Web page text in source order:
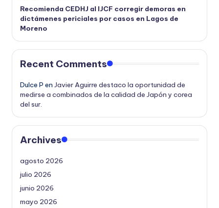
Recomienda CEDHJ al IJCF corregir demoras en
dictámenes periciales por casos en Lagos de
Moreno
Recent Comments
Dulce P en Javier Aguirre destaco la oportunidad de
medirse a combinados de la calidad de Japón y corea
del sur.
Archives
agosto 2026
julio 2026
junio 2026
mayo 2026